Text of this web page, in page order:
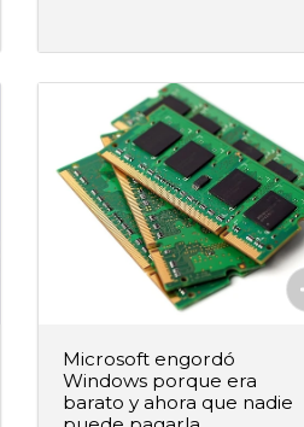
Microsoft engordó
Windows porque era
barato y ahora que nadie